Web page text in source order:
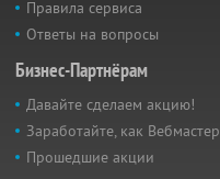
Правила сервиса
Ответы на вопросы
Бизнес-Партнёрам
Давайте сделаем акцию!
Заработайте, как Вебмастер
Прошедшие акции